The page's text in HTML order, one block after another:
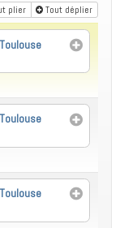
plier Tout déplier